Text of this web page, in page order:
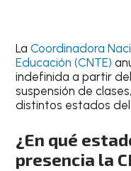
LaCoordinadora
Educación (CNTE)
indefinida a partir
suspensión de
distintos estados del
¿En qué
presencia la